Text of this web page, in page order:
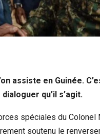
assiste en Guinée.
qu’il s’agit.
spéciales du Colonel
soutenu le